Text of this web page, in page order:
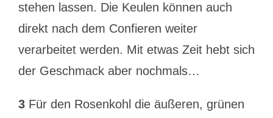
stehen lassen. Die Keulen können auch
direkt nach dem Confieren weiter
verarbeitet werden. Mit etwas Zeit hebt sich
der Geschmack aber nochmals…
3Für den Rosenkohl die äußeren, grünen